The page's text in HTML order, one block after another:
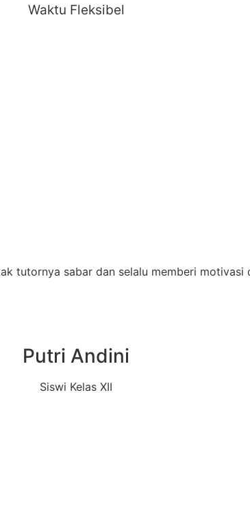
Waktu Fleksibel
tutornya sabar dan selalu memberi
Putri Andini
Siswi Kelas XII